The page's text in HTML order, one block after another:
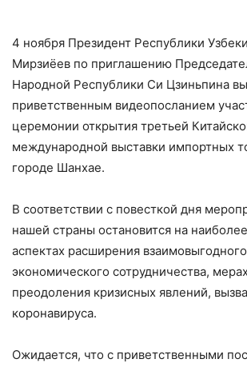
4 ноября Президент Республики
Мирзиёев по приглашению
Народной Республики Си Цзиньпина
приветственным видеопосланием
церемонии открытия третьей
международной выставки импортных
городе Шанхае.
В соответствии с повесткой дня
нашей страны остановится на
аспектах расширения
экономического сотрудничества,
преодоления кризисных явлений,
коронавируса.
Ожидается, что с приветственными